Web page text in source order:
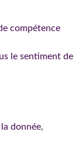
compétence
le sentiment de
donnée,